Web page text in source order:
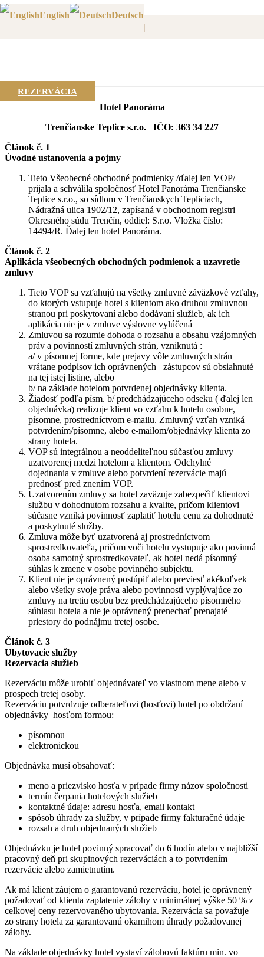
English Deutsch
|
|
|
REZERVÁCIA
PODMIENKY
Hotel Panoráma
Trenčianske Teplice s.r.o. IČO: 363 34 227
Článok č. 1
Úvodné ustanovenia a pojmy
Tieto Všeobecné obchodné podmienky /ďalej len VOP/
prijala a schválila spoločnosť Hotel Panoráma Trenčianske
Teplice s.r.o., so sídlom v Trenčianskych Tepliciach,
Nádražná ulica 1902/12, zapísaná v obchodnom registri
Okresného súdu Trenčín, oddiel: S.r.o. Vložka číslo:
14494/R. Ďalej len hotel Panoráma.
Článok č. 2
Aplikácia všeobecných obchodných podmienok a uzavretie
zmluvy
Tieto VOP sa vzťahujú na všetky zmluvné záväzkové vzťahy,
do ktorých vstupuje hotel s klientom ako druhou zmluvnou
stranou pri poskytovaní alebo dodávaní služieb, ak ich
aplikácia nie je v zmluve výslovne vylúčená
Zmluvou sa rozumie dohoda o rozsahu a obsahu vzájomných
práv a povinností zmluvných strán, vzniknutá :
a/ v písomnej forme, kde prejavy vôle zmluvných strán
vrátane podpisov ich oprávnených zástupcov sú obsiahnuté
na tej istej listine, alebo
b/ na základe hotelom potvrdenej objednávky klienta.
Žiadosť podľa písm. b/ predchádzajúceho odseku ( ďalej len
objednávka) realizuje klient vo vzťahu k hotelu osobne,
písomne, prostredníctvom e-mailu. Zmluvný vzťah vzniká
potvrdením/písomne, alebo e-mailom/objednávky klienta zo
strany hotela.
VOP sú integrálnou a neoddeliteľnou súčasťou zmluvy
uzatvorenej medzi hotelom a klientom. Odchylné
dojednania v zmluve alebo potvrdení rezervácie majú
prednosť pred znením VOP.
Uzatvorením zmluvy sa hotel zaväzuje zabezpečiť klientovi
službu v dohodnutom rozsahu a kvalite, pričom klientovi
súčasne vzniká povinnosť zaplatiť hotelu cenu za dohodnuté
a poskytnuté služby.
Zmluva môže byť uzatvorená aj prostredníctvom
sprostredkovateľa, pričom voči hotelu vystupuje ako povinná
osoba samotný sprostredkovateľ, ak hotel nedá písomný
súhlas k zmene v osobe povinného subjektu.
Klient nie je oprávnený postúpiť alebo previesť akékoľvek
alebo všetky svoje práva alebo povinnosti vyplývajúce zo
zmluvy na tretiu osobu bez predchádzajúceho písomného
súhlasu hotela a nie je oprávnený prenechať prenajaté
priestory do podnájmu tretej osobe.
Článok č. 3
Ubytovacie služby
Rezervácia služieb
Rezerváciu môže urobiť objednávateľ vo vlastnom mene alebo v
prospech tretej osoby.
Rezerváciu potvrdzuje odberateľovi (hosťovi) hotel po obdržaní
objednávky hosťom formou:
písomnou
elektronickou
Objednávka musí obsahovať:
meno a priezvisko hosťa v prípade firmy názov spoločnosti
termín čerpania hotelových služieb
kontaktné údaje: adresu hosťa, email kontakt
spôsob úhrady za služby, v prípade firmy fakturačné údaje
rozsah a druh objednaných služieb
Objednávku je hotel povinný spracovať do 6 hodín alebo v najbližší
pracovný deň pri skupinových rezerváciách a to potvrdením
rezervácie alebo zamietnutím.
Ak má klient záujem o garantovanú rezerváciu, hotel je oprávnený
požadovať od klienta zaplatenie zálohy v minimálnej výške 50 % z
celkovej ceny rezervovaného ubytovania. Rezervácia sa považuje
zo strany hotela za garantovanú okamihom úhrady požadovanej
zálohy.
Na základe objednávky hotel vystaví zálohovú faktúru min. vo